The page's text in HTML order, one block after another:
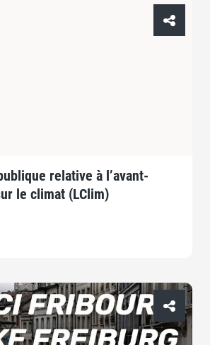
relative à l’avant-
le climat (LClim)